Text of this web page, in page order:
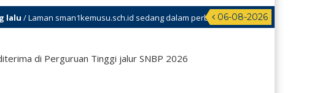
06-08-2026
sedang dalam perbaikan
di Perguruan Tinggi jalur SNBP 2026